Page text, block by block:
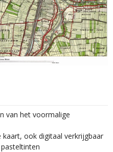
van het voormalige
ook digitaal verkrijgbaar